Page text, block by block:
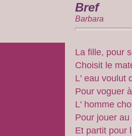
Bref
Barbara
La fille, pour
Choisit le
L' eau voulut
Pour voguer
L' homme
Pour jouer au
Et partit pour